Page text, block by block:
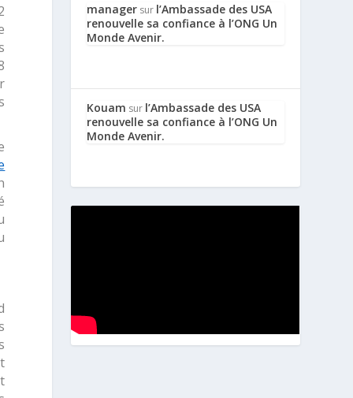
manager sur l’Ambassade des USA
renouvelle sa confiance à l’ONG Un
Monde Avenir.
Kouam sur l’Ambassade des USA
renouvelle sa confiance à l’ONG Un
Monde Avenir.